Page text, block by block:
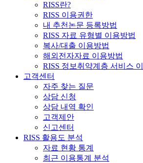
RISS란?
RISS 이용권한
내 추천논문 등록방법
RISS 자료 유형별 이용방법
복사/대출 이용방법
해외전자자료 이용방법
RISS 정보취약계층 서비스
고객센터
자주 찾는 질문
상담 신청
상담 내역 확인
고객제안
신고센터
RISS 활용도 분석
자료 현황 통계
최근 이용통계 분석